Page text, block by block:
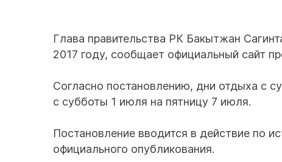
Глава правительства РК Бакытжан
2017 году, сообщает официальный сайт
Согласно постановлению, дни отдыха с
с субботы 1 июля на пятницу 7 июля.
Постановление вводится в действие по
официального опубликования.